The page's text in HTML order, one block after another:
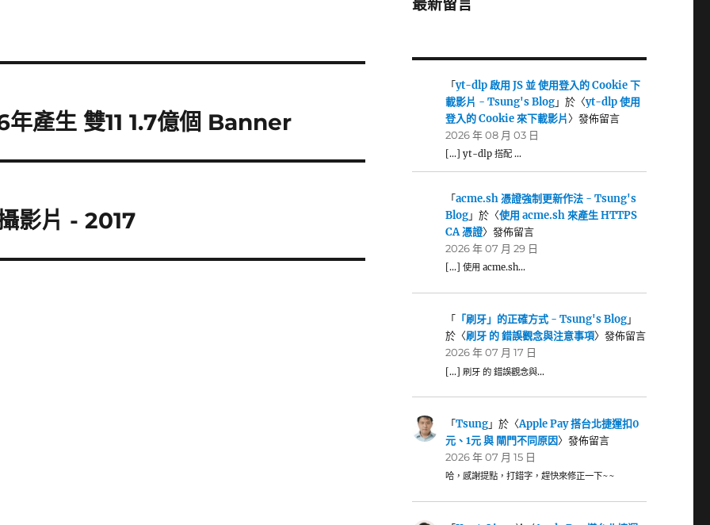
產生 雙11 1.7億個 Banner
影片 - 2017
最新留言
「yt-dlp 啟用 JS 並 使用登入的 Cookie 下
載影片 - Tsung's Blog」於〈yt-dlp 使用
登入的 Cookie 來下載影片〉發佈留言
2026 年 08 月 03 日
[…] yt-dlp 搭配 …
「acme.sh 憑證強制更新作法 - Tsung's
Blog」於〈使用 acme.sh 來產生 HTTPS
CA 憑證〉發佈留言
2026 年 07 月 29 日
[…] 使用 acme.sh…
「 「刷牙」的正確方式 - Tsung's Blog」
於〈刷牙 的 錯誤觀念與注意事項〉發佈留言
2026 年 07 月 17 日
[…] 刷牙 的 錯誤觀念與…
「Tsung」於〈Apple Pay 搭台北捷運扣0
元、1元 與 閘門不同原因〉發佈留言
2026 年 07 月 15 日
哈，感謝提點，打錯字，趕快來修正一下~~